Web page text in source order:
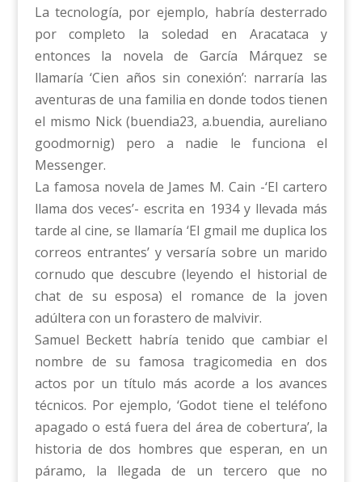
La tecnología, por ejemplo, habría desterrado
por completo la soledad en Aracataca y
entonces la novela de García Márquez se
llamaría ‘Cien años sin conexión’: narraría las
aventuras de una familia en donde todos tienen
el mismo Nick (buendia23, a.buendia, aureliano
goodmornig) pero a nadie le funciona el
Messenger.
La famosa novela de James M. Cain -‘El cartero
llama dos veces’- escrita en 1934 y llevada más
tarde al cine, se llamaría ‘El gmail me duplica los
correos entrantes’ y versaría sobre un marido
cornudo que descubre (leyendo el historial de
chat de su esposa) el romance de la joven
adúltera con un forastero de malvivir.
Samuel Beckett habría tenido que cambiar el
nombre de su famosa tragicomedia en dos
actos por un título más acorde a los avances
técnicos. Por ejemplo, ‘Godot tiene el teléfono
apagado o está fuera del área de cobertura’, la
historia de dos hombres que esperan, en un
páramo, la llegada de un tercero que no